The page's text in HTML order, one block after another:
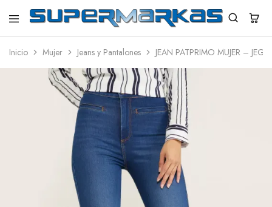
SuperMarkas
Ropa
con
gratis*
Inicio Mujer Jeans y Pantalones JEAN PATPRIMO MUJER –